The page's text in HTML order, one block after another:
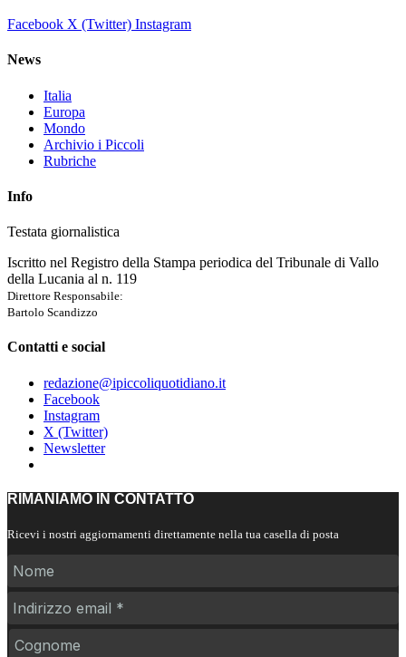
Facebook X (Twitter) Instagram
News
Italia
Europa
Mondo
Archivio i Piccoli
Rubriche
Info
Testata giornalistica
Iscritto nel Registro della Stampa periodica del Tribunale di Vallo
della Lucania al n. 119
Direttore Responsabile:
Bartolo Scandizzo
Contatti e social
redazione@ipiccoliquotidiano.it
Facebook
Instagram
X (Twitter)
Newsletter
RIMANIAMO IN CONTATTO
Ricevi i nostri aggiornamenti direttamente nella tua casella di posta